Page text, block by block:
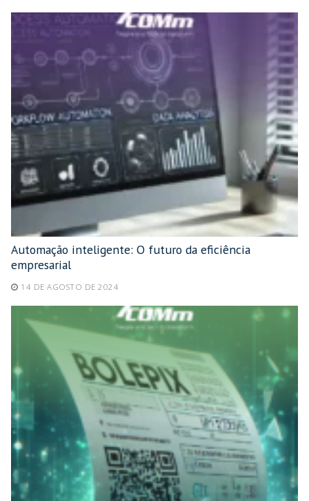
Automação inteligente: O futuro da eficiência
empresarial
14 DE AGOSTO DE 2024